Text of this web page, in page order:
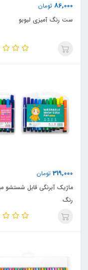
86,000 تومان
ست رنگ آمیزی لبوبو
319,000 تومان
رنگ